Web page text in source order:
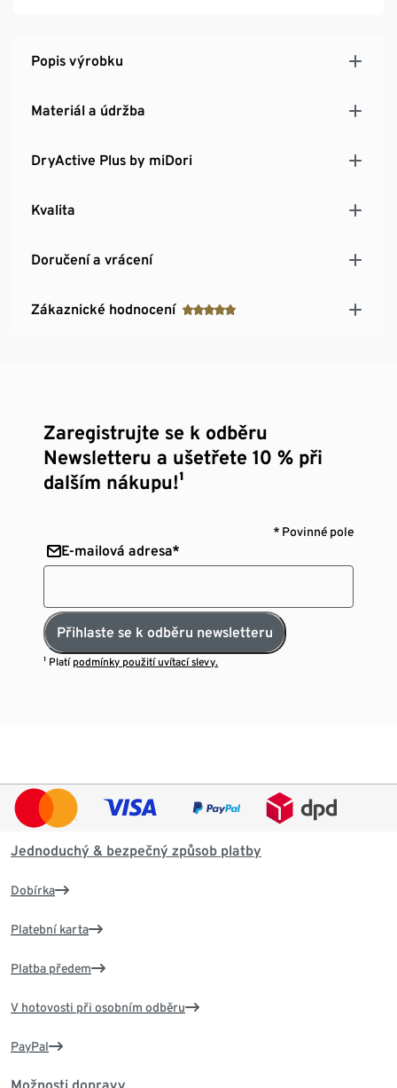
Popis výrobku
Materiál a údržba
DryActive Plus by miDori
Kvalita
Doručení a vrácení
Zákaznické hodnocení
Zaregistrujte se k odběru
Newsletteru a ušetřete 10 % při
dalším nákupu!¹
* Povinné pole
E-mailová adresa*
Přihlaste se k odběru newsletteru
¹ Platí podmínky použití uvítací slevy.
Jednoduchý & bezpečný způsob platby
Dobírka
Platební karta
Platba předem
V hotovosti při osobním odběru
PayPal